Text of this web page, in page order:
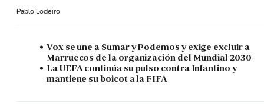
Pablo Lodeiro
Vox se une a Sumar y Podemos y exige excluir a
Marruecos de la organización del Mundial 2030
La UEFA continúa su pulso contra Infantino y
mantiene su boicot a la FIFA